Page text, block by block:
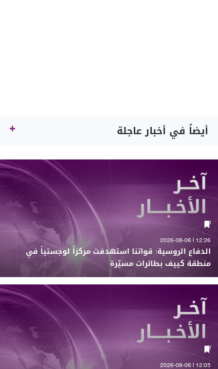
أيضاً في أخبار عاجلة
12:26 | 2026-08-06
الدفاع الروسية: قواتنا استهدفت مركزاً لوجستياً في
منطقة كييف بطائرات مسيّرة
12:05 | 2026-08-06